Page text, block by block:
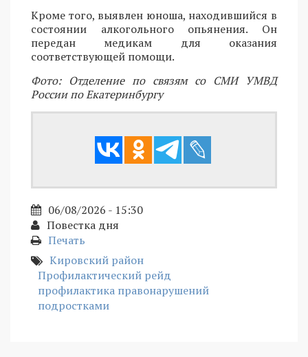
Кроме того, выявлен юноша, находившийся в
состоянии алкогольного опьянения. Он
передан медикам для оказания
соответствующей помощи.
Фото: Отделение по связям со СМИ УМВД
России по Екатеринбургу
06/08/2026 - 15:30
Повестка дня
Печать
Кировский район
Профилактический рейд
профилактика правонарушений
подростками